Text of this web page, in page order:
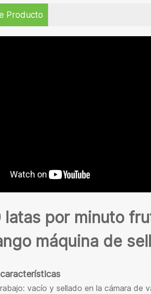
Producto
por minuto
máquina de
vacío y sellado en la cámara de